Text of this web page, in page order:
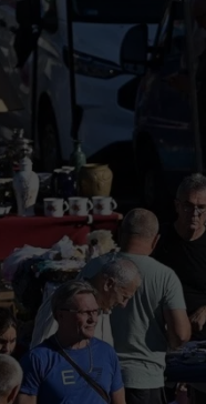
szakértők szerint akár 5
Az